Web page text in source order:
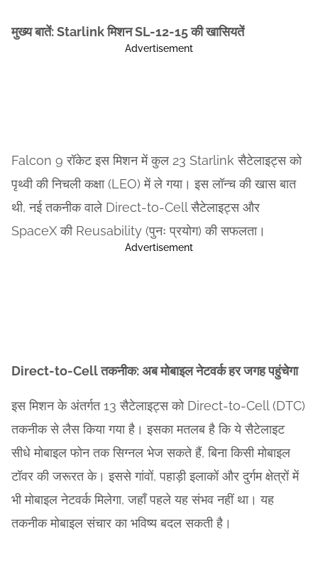
मुख्य बातें: Starlink मिशन SL-12-15 की खासियतें
Advertisement
Falcon 9 रॉकेट इस मिशन में कुल 23 Starlink सैटेलाइट्स को
पृथ्वी की निचली कक्षा (LEO) में ले गया। इस लॉन्च की खास बात
थी, नई तकनीक वाले Direct-to-Cell सैटेलाइट्स और
SpaceX की Reusability (पुनः प्रयोग) की सफलता।
Advertisement
Direct-to-Cell तकनीक: अब मोबाइल नेटवर्क हर जगह पहुंचेगा
इस मिशन के अंतर्गत 13 सैटेलाइट्स को Direct-to-Cell (DTC)
तकनीक से लैस किया गया है। इसका मतलब है कि ये सैटेलाइट
सीधे मोबाइल फोन तक सिग्नल भेज सकते हैं, बिना किसी मोबाइल
टॉवर की जरूरत के। इससे गांवों, पहाड़ी इलाकों और दुर्गम क्षेत्रों में
भी मोबाइल नेटवर्क मिलेगा, जहाँ पहले यह संभव नहीं था। यह
तकनीक मोबाइल संचार का भविष्य बदल सकती है।